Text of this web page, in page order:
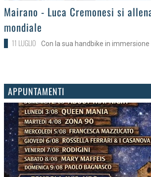
>Mairano - Luca Cremonesi si
mondiale
11 LUGLIO Con la sua handbike in
APPUNTAMENTI